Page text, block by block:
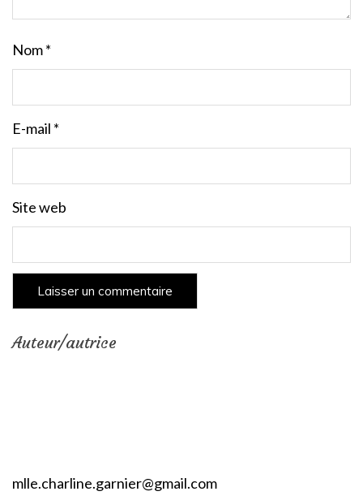
Nom*
E-mail *
Site web
Auteur/autrice
mlle.charline.garnier@gmail.com